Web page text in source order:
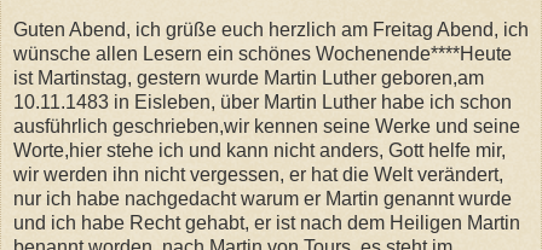
Guten Abend, ich grüße euch herzlich am Freitag Abend, ich
wünsche allen Lesern ein schönes Wochenende****Heute
ist Martinstag, gestern wurde Martin Luther geboren,am
10.11.1483 in Eisleben, über Martin Luther habe ich schon
ausführlich geschrieben,wir kennen seine Werke und seine
Worte,hier stehe ich und kann nicht anders, Gott helfe mir,
wir werden ihn nicht vergessen, er hat die Welt verändert,
nur ich habe nachgedacht warum er Martin genannt wurde
und ich habe Recht gehabt, er ist nach dem Heiligen Martin